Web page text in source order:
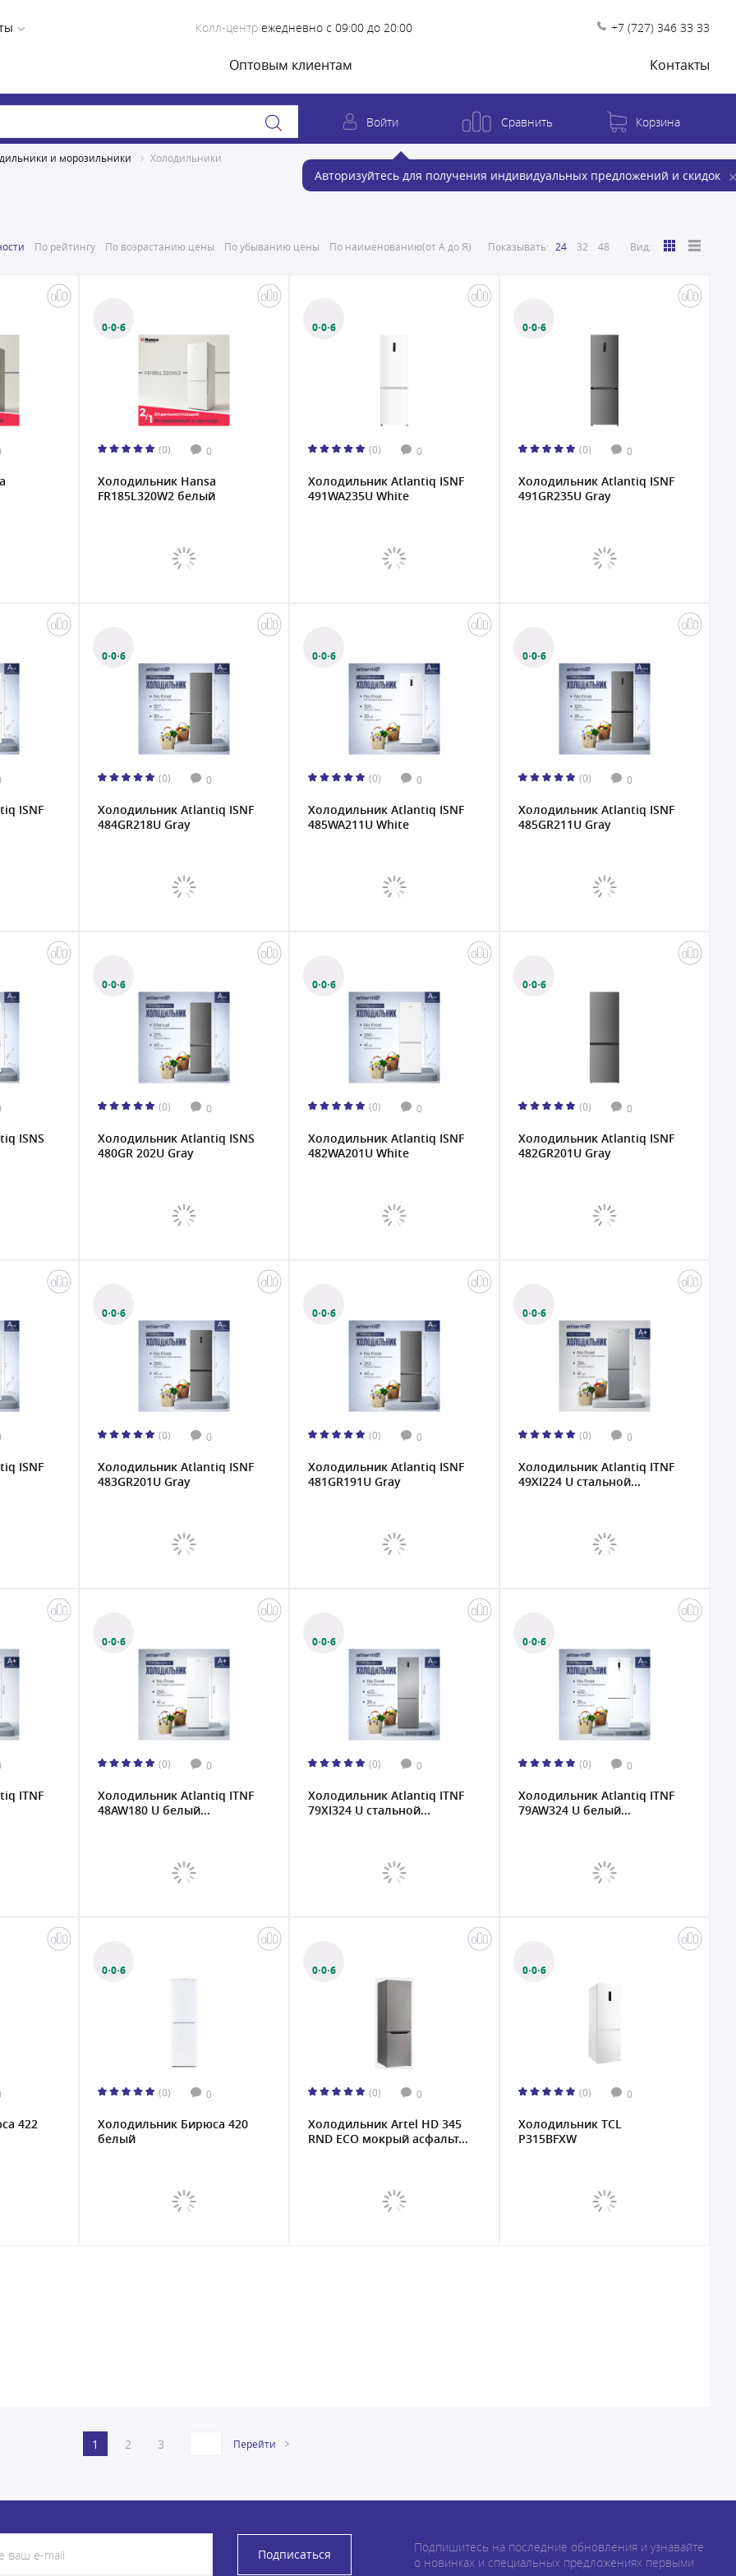
Колл-центр ежедневно с 09:00 до 20:00 +7 (727) 346 33 33
Оптовым клиентам Контакты
Войти
Авторизуйтесь для получения индивидуальных предложений и скидок
Сравнить Корзина
и морозильники Холодильники
По рейтингу По возрастанию цены По убыванию цены По наименованию(от А до Я) Показывать: 24 32 48 Вид:
0·0·6
(0) 0
Холодильник Hansa
FR185L320W2 белый
0·0·6
(0) 0
Холодильник Atlantiq ISNF
491WA235U White
0·0·6
(0) 0
Холодильник Atlantiq ISNF
491GR235U Gray
ISNF
0·0·6
(0) 0
Холодильник Atlantiq ISNF
484GR218U Gray
0·0·6
(0) 0
Холодильник Atlantiq ISNF
485WA211U White
0·0·6
(0) 0
Холодильник Atlantiq ISNF
485GR211U Gray
ISNS
0·0·6
(0) 0
Холодильник Atlantiq ISNS
480GR 202U Gray
0·0·6
(0) 0
Холодильник Atlantiq ISNF
482WA201U White
0·0·6
(0) 0
Холодильник Atlantiq ISNF
482GR201U Gray
ISNF
0·0·6
(0) 0
Холодильник Atlantiq ISNF
483GR201U Gray
0·0·6
(0) 0
Холодильник Atlantiq ISNF
481GR191U Gray
0·0·6
(0) 0
Холодильник Atlantiq ITNF
49XI224 U стальной...
ITNF
0·0·6
(0) 0
Холодильник Atlantiq ITNF
48AW180 U белый...
0·0·6
(0) 0
Холодильник Atlantiq ITNF
79XI324 U стальной...
0·0·6
(0) 0
Холодильник Atlantiq ITNF
79AW324 U белый...
422
0·0·6
(0) 0
Холодильник Бирюса 420
белый
0·0·6
(0) 0
Холодильник Artel HD 345
RND ECO мокрый асфальт...
0·0·6
(0) 0
Холодильник TCL
P315BFXW
1 2 3 Перейти
Подписаться
Подпишитесь на последние обновления и узнавайте
о новинках и специальных предложениях первыми